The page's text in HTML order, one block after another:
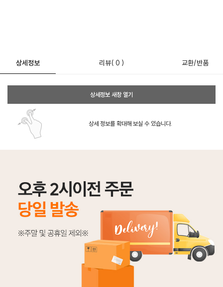
상세정보 리뷰( 0 ) 교환/반품
상세정보 새창 열기
상세 정보를 확대해 보실 수 있습니다.